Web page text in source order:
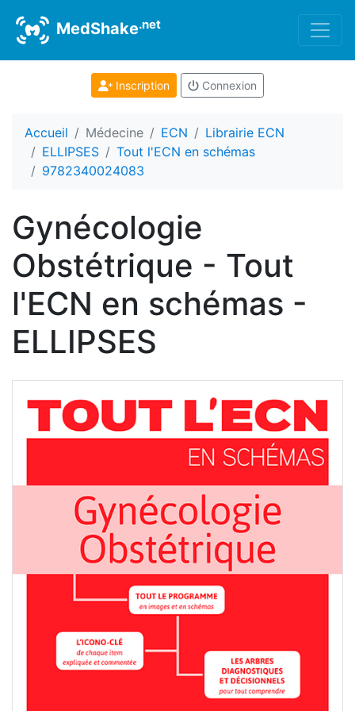
MedShake.net
Inscription Connexion
Accueil Médecine ECN
Librairie ECN
ELLIPSES
Tout l'ECN en schémas
9782340024083
Gynécologie
Obstétrique - Tout
l'ECN en schémas -
ELLIPSES